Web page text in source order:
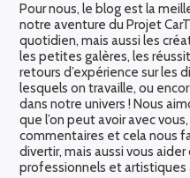
Pour nous, le blog est la
notre aventure du Projet
quotidien, mais aussi les
les petites galères, les
retours d’expérience sur les
lesquels on travaille, ou
dans notre univers ! Nous
que l’on peut avoir avec
commentaires et cela nous
divertir, mais aussi vous
professionnels et artistiques